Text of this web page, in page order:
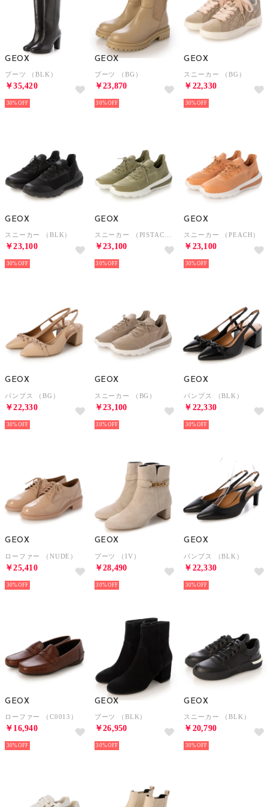
GEOX
ブーツ （BLK）
￥35,420
30%
GEOX
ブーツ （BG）
￥23,870
30%
GEOX
スニーカー （BG）
￥22,330
30%
GEOX
スニーカー （BLK）
￥23,100
30%
GEOX
￥23,100
30%
GEOX
スニーカー （PEACH）
￥23,100
30%
GEOX
パンプス （BG）
￥22,330
30%
GEOX
スニーカー （BG）
￥23,100
30%
GEOX
パンプス （BLK）
￥22,330
30%
GEOX
ローファー （NUDE）
￥25,410
30%
GEOX
ブーツ （IV）
￥28,490
30%
GEOX
パンプス （BLK）
￥22,330
30%
GEOX
ローファー （C0013）
￥16,940
30%
GEOX
ブーツ （BLK）
￥26,950
30%
GEOX
スニーカー （BLK）
￥20,790
30%